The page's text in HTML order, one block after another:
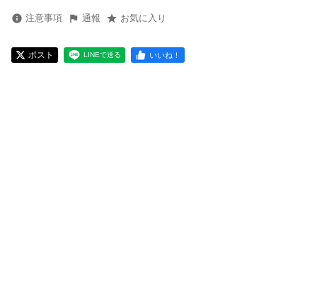
注意事項 通報 お気に入り
ポスト LINEで送る いいね！